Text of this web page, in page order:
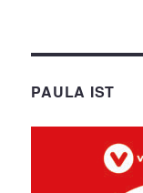
PAULA IST